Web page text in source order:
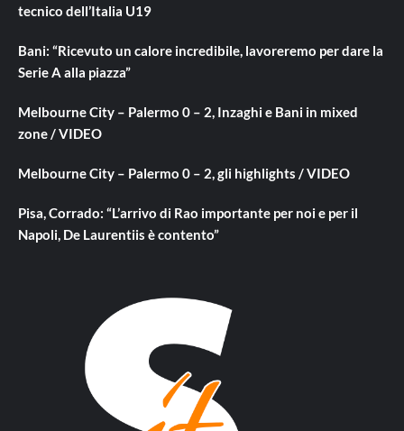
tecnico dell’Italia U19
Bani: “Ricevuto un calore incredibile, lavoreremo per dare la
Serie A alla piazza”
Melbourne City – Palermo 0 – 2, Inzaghi e Bani in mixed
zone / VIDEO
Melbourne City – Palermo 0 – 2, gli highlights / VIDEO
Pisa, Corrado: “L’arrivo di Rao importante per noi e per il
Napoli, De Laurentiis è contento”